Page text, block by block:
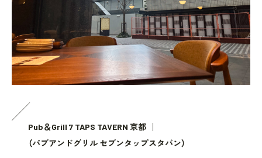
Pub＆Grill 7 TAPS TAVERN 京都
（パブアンドグリル セブンタップスタバン）